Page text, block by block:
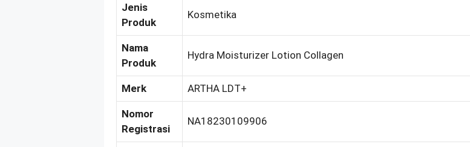
Jenis
Produk
Kosmetika
Nama
Produk
Hydra Moisturizer Lotion Collagen
Merk ARTHA LDT+
Nomor
Registrasi
NA18230109906